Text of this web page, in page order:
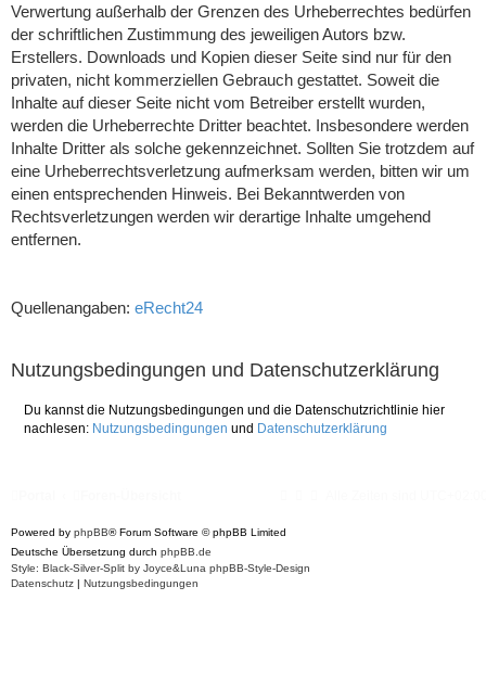
Verwertung außerhalb der Grenzen des Urheberrechtes bedürfen
der schriftlichen Zustimmung des jeweiligen Autors bzw.
Erstellers. Downloads und Kopien dieser Seite sind nur für den
privaten, nicht kommerziellen Gebrauch gestattet. Soweit die
Inhalte auf dieser Seite nicht vom Betreiber erstellt wurden,
werden die Urheberrechte Dritter beachtet. Insbesondere werden
Inhalte Dritter als solche gekennzeichnet. Sollten Sie trotzdem auf
eine Urheberrechtsverletzung aufmerksam werden, bitten wir um
einen entsprechenden Hinweis. Bei Bekanntwerden von
Rechtsverletzungen werden wir derartige Inhalte umgehend
entfernen.
Quellenangaben: eRecht24
Nutzungsbedingungen und Datenschutzerklärung
Du kannst die Nutzungsbedingungen und die Datenschutzrichtlinie hier
nachlesen: Nutzungsbedingungen und Datenschutzerklärung
Powered by phpBB® Forum Software © phpBB Limited
Deutsche Übersetzung durch phpBB.de
Style: Black-Silver-Split by Joyce&Luna phpBB-Style-Design
Datenschutz | Nutzungsbedingungen